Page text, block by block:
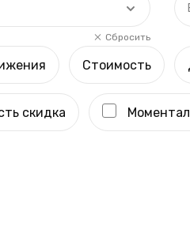
Сбросить
Стоимость
скидка